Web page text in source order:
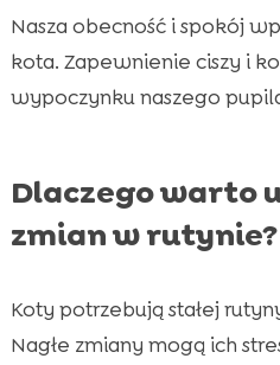
Nasza obecność i spokój
kota. Zapewnienie ciszy i
wypoczynku naszego
Dlaczego warto
zmian w rutynie?
Koty potrzebują stałej
Nagłe zmiany mogą ich